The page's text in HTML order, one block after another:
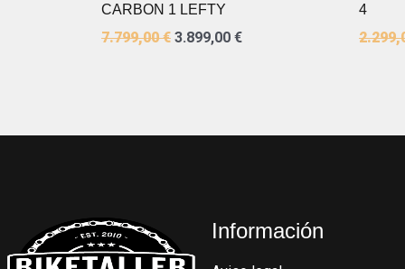
CARBON 1 LEFTY
7.799,00€ 3.899,00 €
4
Información